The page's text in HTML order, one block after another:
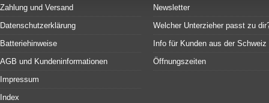
Zahlung und Versand
Datenschutzerklärung
Batteriehinweise
AGB und Kundeninformationen
Impressum
Index
Newsletter
Welcher Unterzieher passt zu
Info für Kunden aus der Schweiz
Öffnungszeiten